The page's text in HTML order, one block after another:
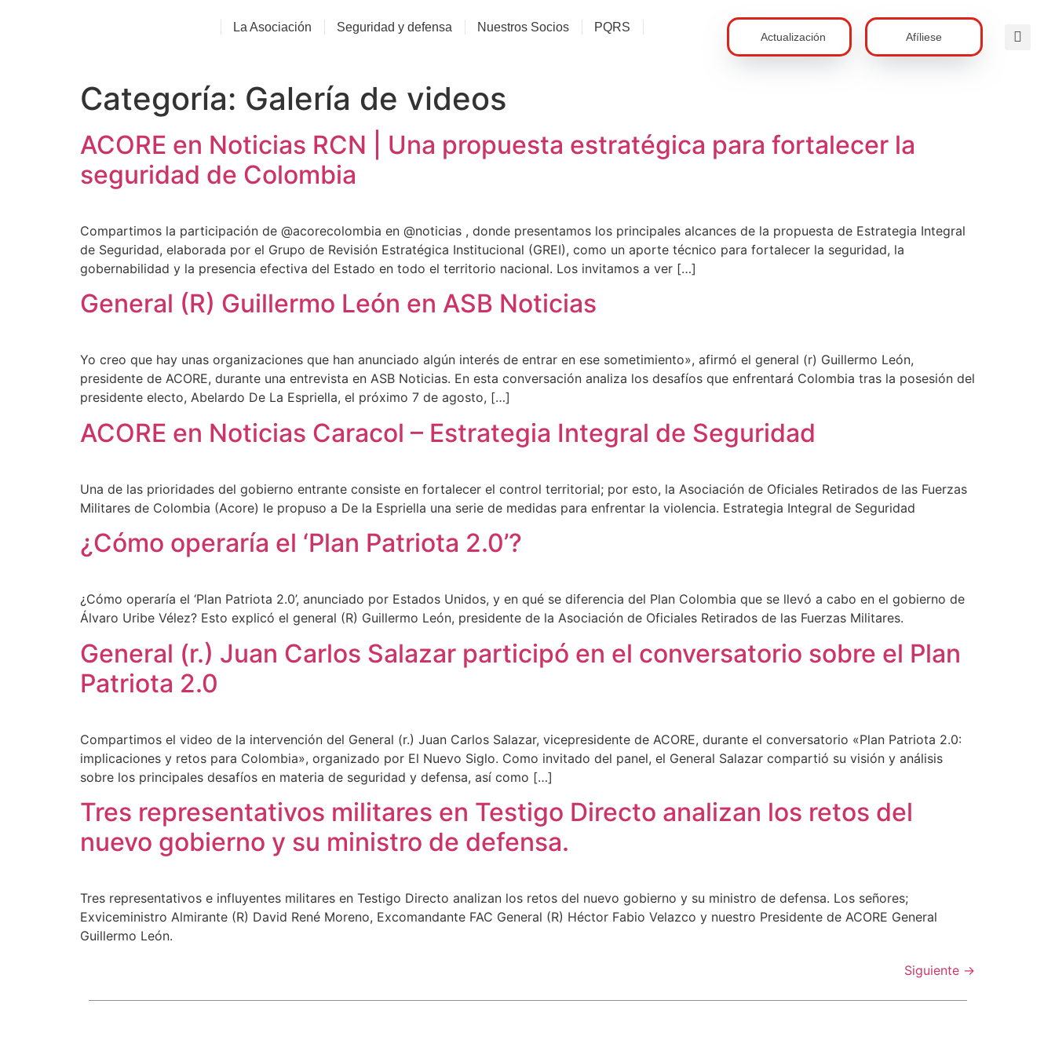
La Asociación Seguridad y defensa Nuestros Socios PQRS
Actualización Afíliese
Categoría: Galería de videos
ACORE en Noticias RCN | Una propuesta estratégica para fortalecer la
seguridad de Colombia
Compartimos la participación de ‪@acorecolombia‬ en ‪@noticias‬ , donde presentamos los principales alcances de la propuesta de Estrategia Integral
de Seguridad, elaborada por el Grupo de Revisión Estratégica Institucional (GREI), como un aporte técnico para fortalecer la seguridad, la
gobernabilidad y la presencia efectiva del Estado en todo el territorio nacional. Los invitamos a ver […]
General (R) Guillermo León en ASB Noticias
Yo creo que hay unas organizaciones que han anunciado algún interés de entrar en ese sometimiento», afirmó el general (r) Guillermo León,
presidente de ACORE, durante una entrevista en ASB Noticias. En esta conversación analiza los desafíos que enfrentará Colombia tras la posesión del
presidente electo, Abelardo De La Espriella, el próximo 7 de agosto, […]
ACORE en Noticias Caracol – Estrategia Integral de Seguridad
Una de las prioridades del gobierno entrante consiste en fortalecer el control territorial; por esto, la Asociación de Oficiales Retirados de las Fuerzas
Militares de Colombia (Acore) le propuso a De la Espriella una serie de medidas para enfrentar la violencia. Estrategia Integral de Seguridad
¿Cómo operaría el ‘Plan Patriota 2.0’?
¿Cómo operaría el ‘Plan Patriota 2.0’, anunciado por Estados Unidos, y en qué se diferencia del Plan Colombia que se llevó a cabo en el gobierno de
Álvaro Uribe Vélez? Esto explicó el general (R) Guillermo León, presidente de la Asociación de Oficiales Retirados de las Fuerzas Militares.
General (r.) Juan Carlos Salazar participó en el conversatorio sobre el Plan
Patriota 2.0
Compartimos el video de la intervención del General (r.) Juan Carlos Salazar, vicepresidente de ACORE, durante el conversatorio «Plan Patriota 2.0:
implicaciones y retos para Colombia», organizado por El Nuevo Siglo. Como invitado del panel, el General Salazar compartió su visión y análisis
sobre los principales desafíos en materia de seguridad y defensa, así como […]
Tres representativos militares en Testigo Directo analizan los retos del
nuevo gobierno y su ministro de defensa.
Tres representativos e influyentes militares en Testigo Directo analizan los retos del nuevo gobierno y su ministro de defensa. Los señores;
Exviceministro Almirante (R) David René Moreno, Excomandante FAC General (R) Héctor Fabio Velazco y nuestro Presidente de ACORE General
Guillermo León.
Siguiente →